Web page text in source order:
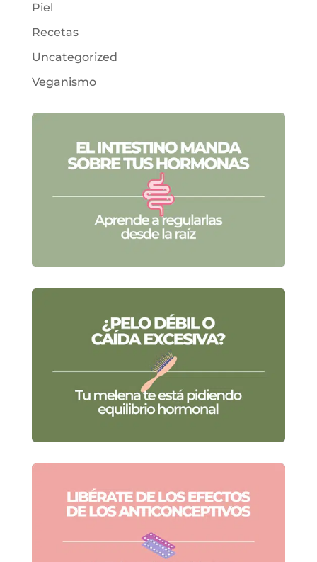
Piel
Recetas
Uncategorized
Veganismo